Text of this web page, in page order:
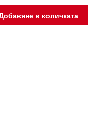
в количката